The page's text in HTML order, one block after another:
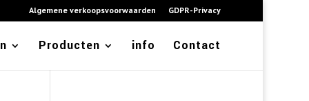
Algemene verkoopsvoorwaarden GDPR-Privacy
Producten info Contact